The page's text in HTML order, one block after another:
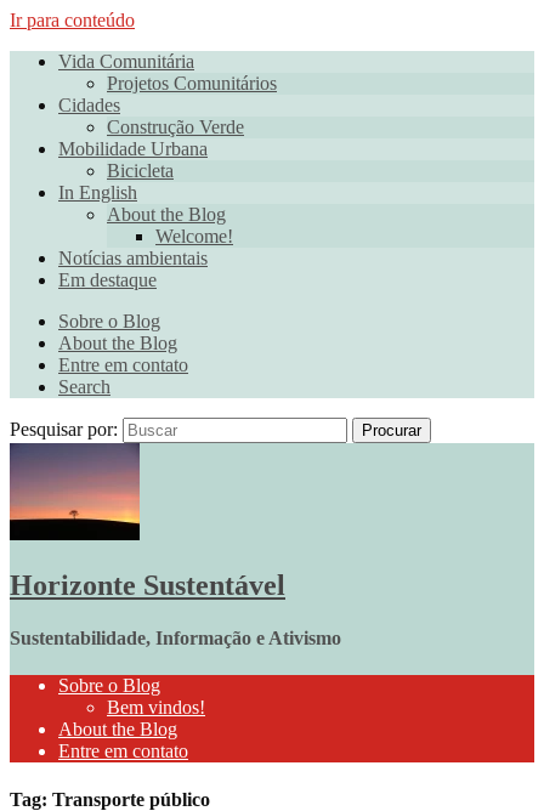
Ir para conteúdo
Vida Comunitária
Projetos Comunitários
Cidades
Construção Verde
Mobilidade Urbana
Bicicleta
In English
About the Blog
Welcome!
Notícias ambientais
Em destaque
Sobre o Blog
About the Blog
Entre em contato
Search
Pesquisar por: Procurar
Horizonte Sustentável
Sustentabilidade, Informação e Ativismo
Sobre o Blog
Bem vindos!
About the Blog
Entre em contato
Tag: Transporte público